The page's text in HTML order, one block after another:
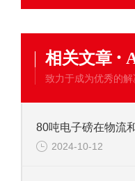
相关文章 ·
致力于成为优秀的解
80吨电子磅在物流
2024-10-12